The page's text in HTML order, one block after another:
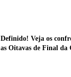
Definido! Veja os
as Oitavas de Final da